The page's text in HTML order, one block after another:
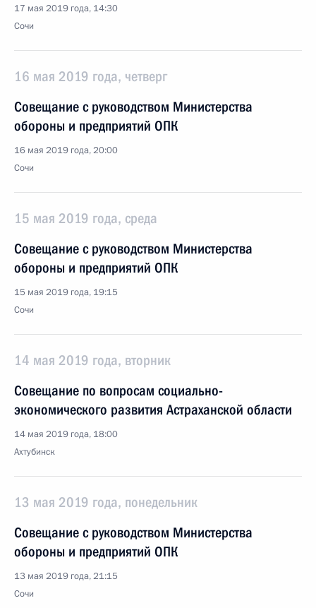
17 мая 2019 года, 14:30
Сочи
16 мая 2019 года, четверг
Совещание с руководством Министерства
обороны и предприятий ОПК
16 мая 2019 года, 20:00
Сочи
15 мая 2019 года, среда
Совещание с руководством Министерства
обороны и предприятий ОПК
15 мая 2019 года, 19:15
Сочи
14 мая 2019 года, вторник
Совещание по вопросам социально-
экономического развития Астраханской области
14 мая 2019 года, 18:00
Ахтубинск
13 мая 2019 года, понедельник
Совещание с руководством Министерства
обороны и предприятий ОПК
13 мая 2019 года, 21:15
Сочи